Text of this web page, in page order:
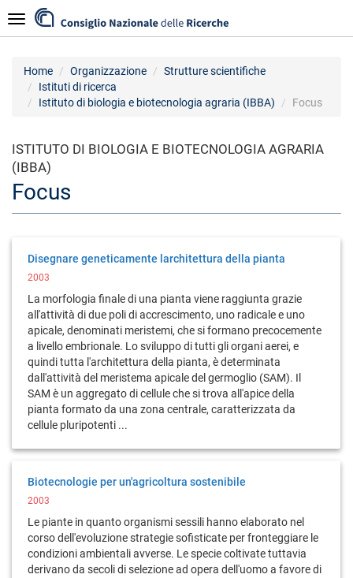
al
contenuto
Navigazione
Home Organizzazione
Strutture scientifiche
Istituti di ricerca
Istituto di biologia e biotecnologia agraria (IBBA)
Focus
ISTITUTO DI BIOLOGIA E BIOTECNOLOGIA AGRARIA
(IBBA)
Focus
Disegnare geneticamente larchitettura della pianta
2003
La morfologia finale di una pianta viene raggiunta grazie
all'attività di due poli di accrescimento, uno radicale e uno
apicale, denominati meristemi, che si formano precocemente
a livello embrionale. Lo sviluppo di tutti gli organi aerei, e
quindi tutta l'architettura della pianta, è determinata
dall'attività del meristema apicale del germoglio (SAM). Il
SAM è un aggregato di cellule che si trova all'apice della
pianta formato da una zona centrale, caratterizzata da
cellule pluripotenti ...
Biotecnologie per un'agricoltura sostenibile
2003
Le piante in quanto organismi sessili hanno elaborato nel
corso dell'evoluzione strategie sofisticate per fronteggiare le
condizioni ambientali avverse. Le specie coltivate tuttavia
derivano da secoli di selezione ad opera dell'uomo a favore di